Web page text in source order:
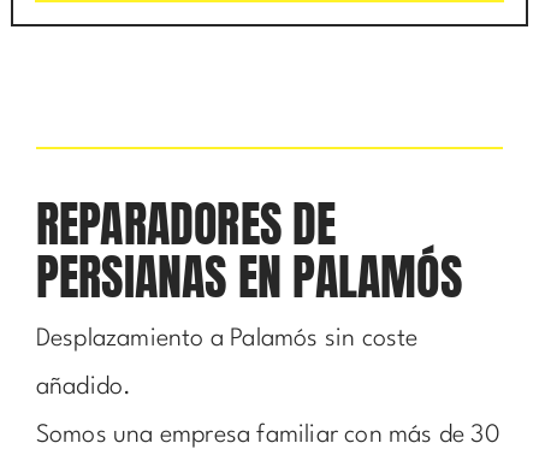
REPARADORES DE
PERSIANAS EN PALAMÓS
Desplazamiento a Palamós sin coste
añadido.
Somos una empresa familiar con más de 30